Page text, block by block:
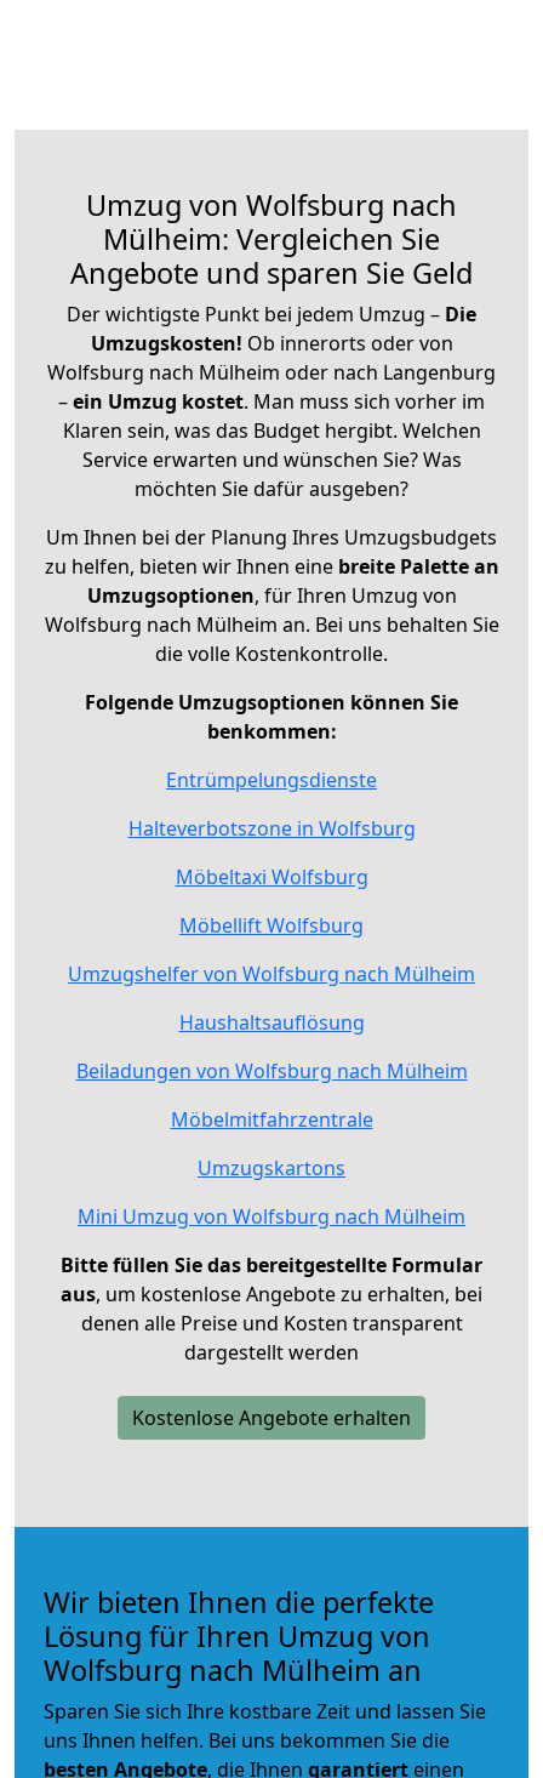
Umzug von Wolfsburg nach
Mülheim: Vergleichen Sie
Angebote und sparen Sie Geld
Der wichtigste Punkt bei jedem Umzug – Die
Umzugskosten! Ob innerorts oder von
Wolfsburg nach Mülheim oder nach Langenburg
–ein Umzug kostet. Man muss sich vorher im
Klaren sein, was das Budget hergibt. Welchen
Service erwarten und wünschen Sie? Was
möchten Sie dafür ausgeben?
Um Ihnen bei der Planung Ihres Umzugsbudgets
zu helfen, bieten wir Ihnen eine breite Palette an
Umzugsoptionen, für Ihren Umzug von
Wolfsburg nach Mülheim an. Bei uns behalten Sie
die volle Kostenkontrolle.
Folgende Umzugsoptionen können Sie
benkommen:
Entrümpelungsdienste
Halteverbotszone in Wolfsburg
Möbeltaxi Wolfsburg
Möbellift Wolfsburg
Umzugshelfer von Wolfsburg nach Mülheim
Haushaltsauflösung
Beiladungen von Wolfsburg nach Mülheim
Möbelmitfahrzentrale
Umzugskartons
Mini Umzug von Wolfsburg nach Mülheim
Bitte füllen Sie das bereitgestellte Formular
aus, um kostenlose Angebote zu erhalten, bei
denen alle Preise und Kosten transparent
dargestellt werden
Kostenlose Angebote erhalten
Wir bieten Ihnen die perfekte
Lösung für Ihren Umzug von
Wolfsburg nach Mülheim an
Sparen Sie sich Ihre kostbare Zeit und lassen Sie
uns Ihnen helfen. Bei uns bekommen Sie die
besten Angebote, die Ihnen garantiert einen